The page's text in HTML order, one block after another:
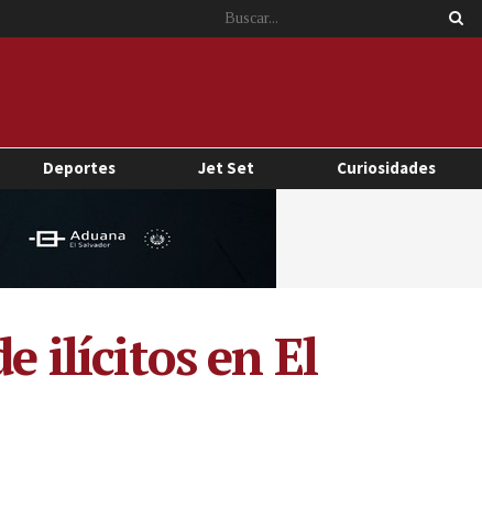
Deportes Jet Set Curiosidades
ilícitos en El